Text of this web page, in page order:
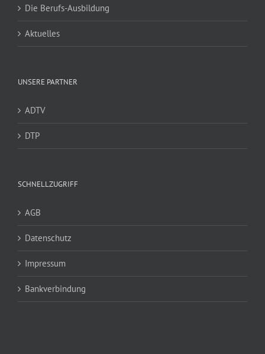
Die Berufs-Ausbildung
Aktuelles
UNSERE PARTNER
ADTV
DTP
SCHNELLZUGRIFF
AGB
Datenschutz
Impressum
Bankverbindung